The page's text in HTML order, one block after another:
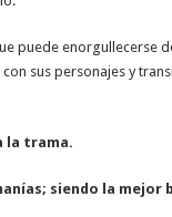
puede enorgullecerse
sus personajes y
la trama.
siendo la mejor